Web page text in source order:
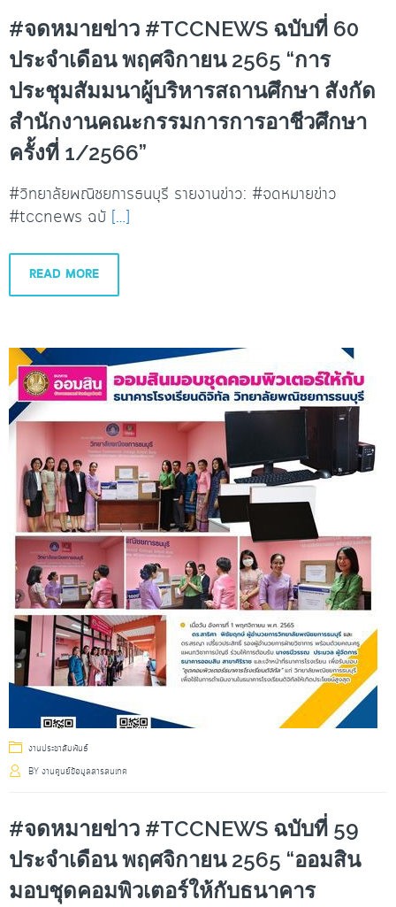
#จดหมายข่าว #TCCNEWS ฉบับที่ 60
ประจำเดือน พฤศจิกายน 2565 “การ
ประชุมสัมมนาผู้บริหารสถานศึกษา สังกัด
สำนักงานคณะกรรมการการอาชีวศึกษา
ครั้งที่ 1/2566”
#วิทยาลัยพณิชยการธนบุรี รายงานข่าว: #จดหมายข่าว
#tccnews ฉบั […]
READ MORE
งานประชาสัมพันธ์
BY งานศูนย์ข้อมูลสารสนเทศ
#จดหมายข่าว #TCCNEWS ฉบับที่ 59
ประจำเดือน พฤศจิกายน 2565 “ออมสิน
มอบชุดคอมพิวเตอร์ให้กับธนาคาร